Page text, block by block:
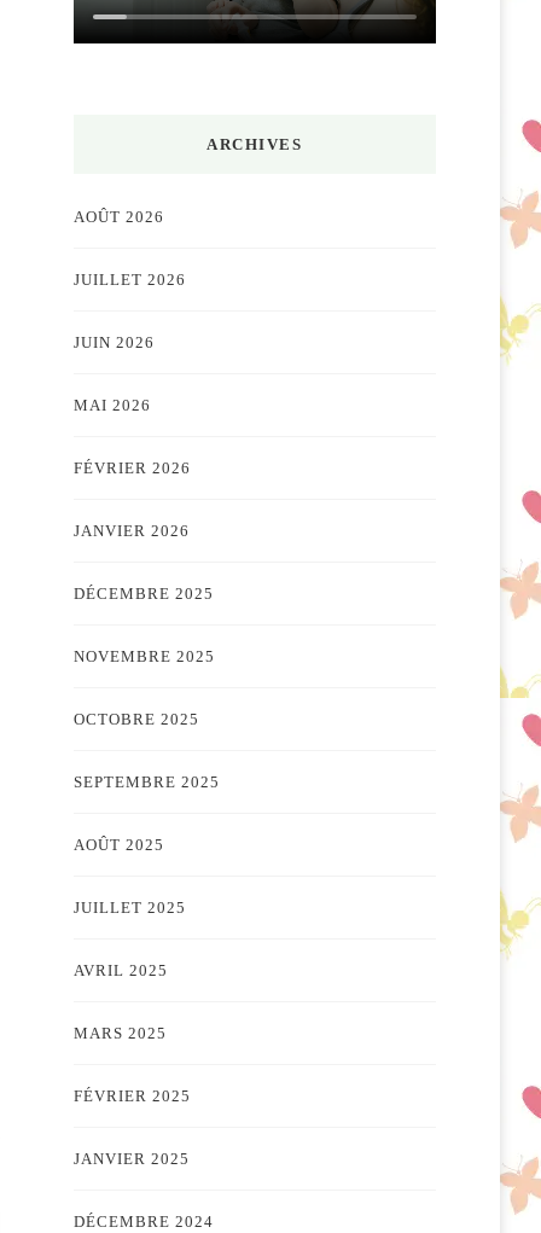
ARCHIVES
AOÛT 2026
JUILLET 2026
JUIN 2026
MAI 2026
FÉVRIER 2026
JANVIER 2026
DÉCEMBRE 2025
NOVEMBRE 2025
OCTOBRE 2025
SEPTEMBRE 2025
AOÛT 2025
JUILLET 2025
AVRIL 2025
MARS 2025
FÉVRIER 2025
JANVIER 2025
DÉCEMBRE 2024